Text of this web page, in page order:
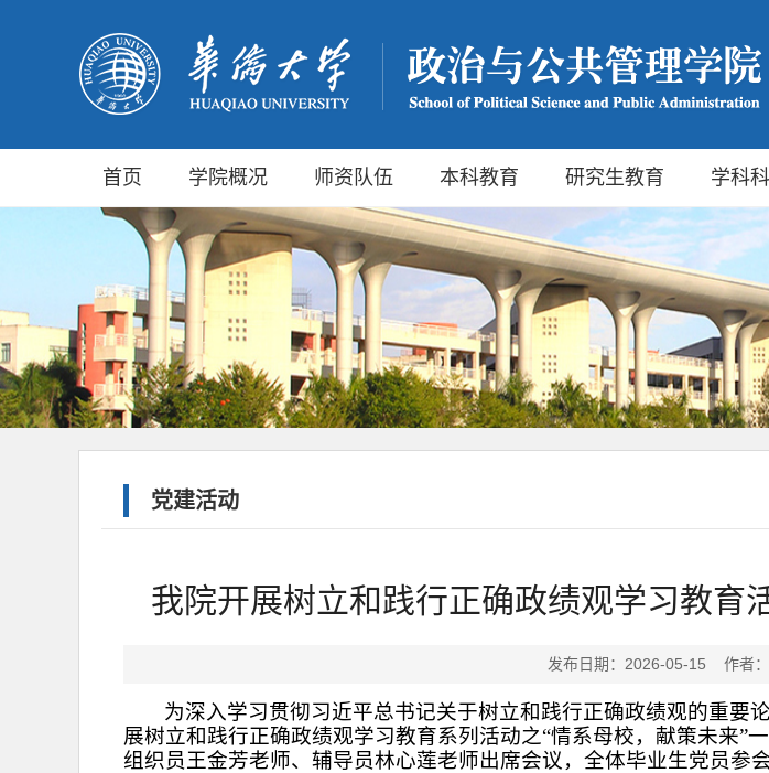
首页 学院概况 师资队伍 本科教育 研究生教育 学科
党建活动
我院开展树立和践行正确政绩观学习教育
发布日期：2026-05-15 作
为深入学习贯彻习近平总书记关于树立和践行正确政绩观的重要
展树立和践行正确政绩观学习教育系列活动之“情系母校，献策未来”
组织员王金芳老师、辅导员林心莲老师出席会议，全体毕业生党员参会